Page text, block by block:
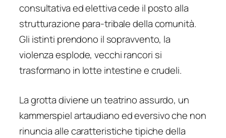
consultativa ed elettiva cede il posto alla
strutturazione para-tribale della comunità.
Gli istinti prendono il sopravvento, la
violenza esplode, vecchi rancori si
trasformano in lotte intestine e crudeli.
La grotta diviene un teatrino assurdo, un
kammerspiel artaudiano ed eversivo che non
rinuncia alle caratteristiche tipiche della